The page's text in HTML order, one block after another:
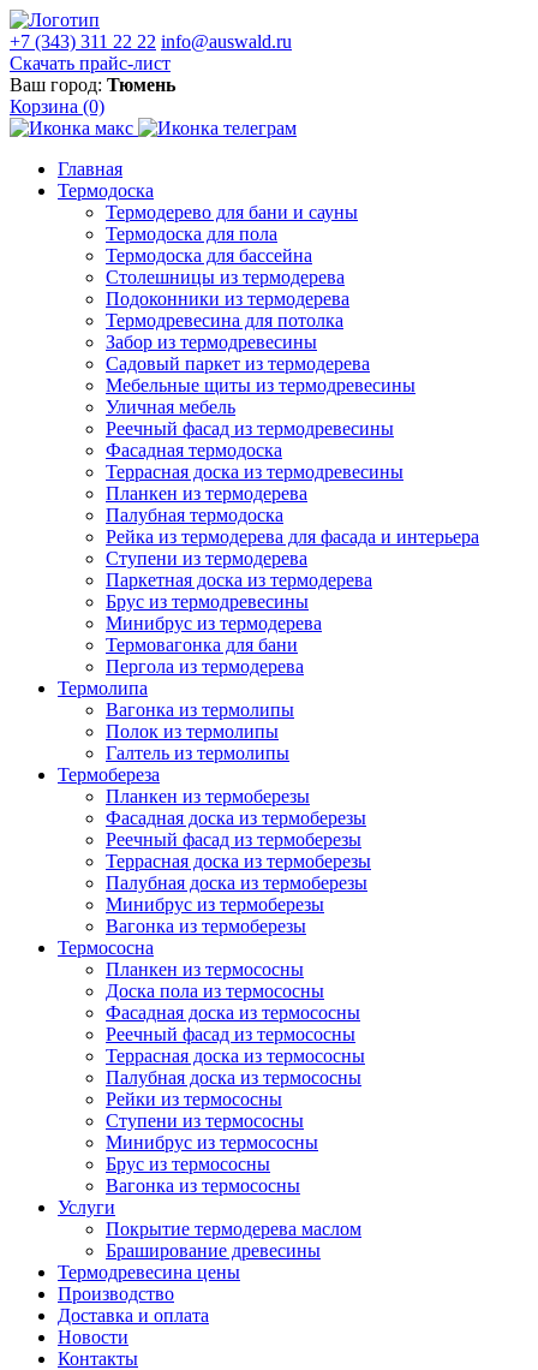
+7 (343) 311 22 22 info@auswald.ru
Скачать прайс-лист
Ваш город: Тюмень
Корзина (0)
Главная
Термодоска
Термодерево для бани и сауны
Термодоска для пола
Термодоска для бассейна
Столешницы из термодерева
Подоконники из термодерева
Термодревесина для потолка
Забор из термодревесины
Садовый паркет из термодерева
Мебельные щиты из термодревесины
Уличная мебель
Реечный фасад из термодревесины
Фасадная термодоска
Террасная доска из термодревесины
Планкен из термодерева
Палубная термодоска
Рейка из термодерева для фасада и интерьера
Ступени из термодерева
Паркетная доска из термодерева
Брус из термодревесины
Минибрус из термодерева
Термовагонка для бани
Пергола из термодерева
Термолипа
Вагонка из термолипы
Полок из термолипы
Галтель из термолипы
Термобереза
Планкен из термоберезы
Фасадная доска из термоберезы
Реечный фасад из термоберезы
Террасная доска из термоберезы
Палубная доска из термоберезы
Минибрус из термоберезы
Вагонка из термоберезы
Термососна
Планкен из термососны
Доска пола из термососны
Фасадная доска из термососны
Реечный фасад из термососны
Террасная доска из термососны
Палубная доска из термососны
Рейки из термососны
Ступени из термососны
Минибрус из термососны
Брус из термососны
Вагонка из термососны
Услуги
Покрытие термодерева маслом
Браширование древесины
Термодревесина цены
Производство
Доставка и оплата
Новости
Контакты